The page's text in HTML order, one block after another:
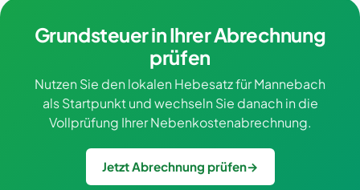
Grundsteuer in Ihrer Abrechnung
prüfen
Nutzen Sie den lokalen Hebesatz für Mannebach
als Startpunkt und wechseln Sie danach in die
Vollprüfung Ihrer Nebenkostenabrechnung.
Jetzt Abrechnung prüfen→